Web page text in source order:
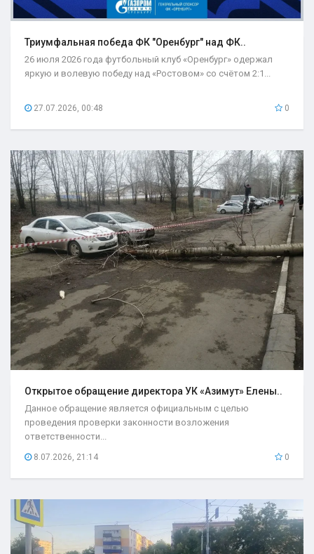
Триумфальная победа ФК "Оренбург" над ФК..
26 июля 2026 года футбольный клуб «Оренбург» одержал
яркую и волевую победу над «Ростовом» со счётом 2:1...
27.07.2026, 00:48 0
Открытое обращение директора УК «Азимут» Елены..
Данное обращение является официальным с целью
проведения проверки законности возложения
ответственности...
8.07.2026, 21:14 0